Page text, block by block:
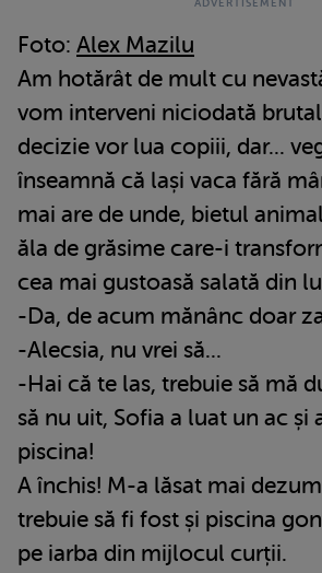
Foto: Alex Mazilu
Am hotărât de mult cu
vom interveni niciodată
decizie vor lua copiii, dar...
înseamnă că lași vaca fără
mai are de unde, bietul
ăla de grăsime care-i
cea mai gustoasă salată din
-Da, de acum mănânc doar
-Alecsia, nu vrei să...
-Hai că te las, trebuie să mă
să nu uit, Sofia a luat un ac și
piscina!
A închis! M-a lăsat mai
trebuie să fi fost și piscina
pe iarba din mijlocul curții.